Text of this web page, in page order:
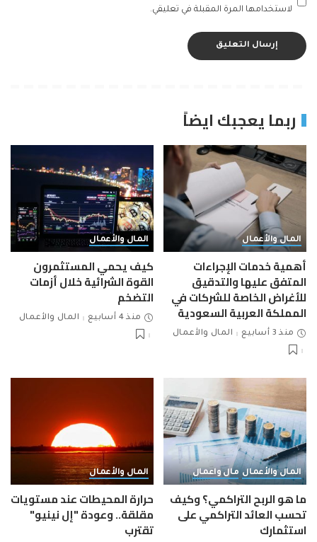
لاستخدامها المرة المقبلة في تعليقي.
ربما يعجبك ايضاً
المال والأعمال
أهمية خدمات الإجراءات
المتفق عليها والتدقيق
للأغراض الخاصة للشركات في
المملكة العربية السعودية
منذ 3 أسابيع المال والأعمال
المال والأعمال
كيف يحمي المستثمرون
القوة الشرائية خلال أزمات
التضخم
منذ 4 أسابيع المال والأعمال
المال والأعمال مال واعمال
ما هو الربح التراكمي؟ وكيف
تحسب العائد التراكمي على
استثمارك
المال والأعمال
حرارة المحيطات عند مستويات
مقلقة.. وعودة "إل نينيو"
تقترب